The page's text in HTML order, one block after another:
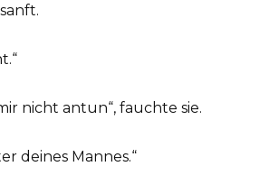
nicht antun“, fauchte sie.
deines Mannes.“